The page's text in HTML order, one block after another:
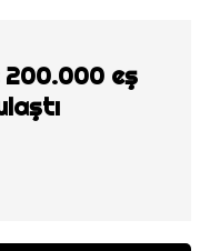
200.000 eş